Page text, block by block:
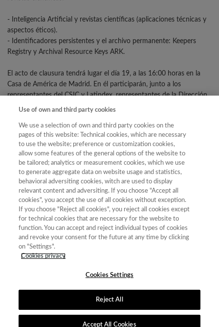
- Inteligencia Artificial y revistas científicas (aplicaciones técnicas y
aspectos éticos).
- Identificadores persistentes y el archivo permanente: Keepers
Registry y Archival Resource Keys ARK.
El acto de clausura tendrá lugar el día 19, a las 16:00 horas en la
Casa de América de Madrid. En él participarán, junto a los
representantes del CSIC y Latindex, representantes de la Dirección
General del Español en el Mundo (Ministerio de Asuntos Exteriores,
Editoriales Universitarias Españolas (UNE) y la Fundación Española
para la Ciencia y la Tecnología (FECYT). El orden de las exposiciones
será el siguiente:
- Presentación de la Unión de Editoriales Universitarias Españolas
(UNE).
- Ciencia Abierta.
- Multilingüismo e infraestructuras de información.
El acto se podrá seguir por el canal deYoutube de Latindex
Másinformacióny acceso alprograma.
calidad|Aviso Legal y Política de Privacidad
Use of own and third party cookies
We use a selection of own and third party cookies on the
pages of this website: Technical cookies, which are necessary
to use the website; preference or customization cookies,
allow some features of the general options of the website to
be tailored; analytics or measurement cookies, which we use
to generate aggregate data on website usage and statistics,
behavioral adversiting cookies, witch are used to display
relevant content and adversiting. If you choose "Accept all
cookies", you accept the use of all cookies without exception.
If you choose "Reject all cookies", you reject all cookies except
for technical cookies that are necessary for the website to
function. You can accept and reject individual types of cookies
and revoke your consent for the future at any time by clicking
on "Settings".
Cookies privacy
Cookies Settings
Reject All
Accept All Cookies